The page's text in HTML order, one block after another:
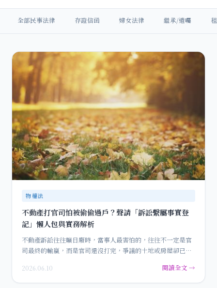
全部民事法律 存證信函 婦女法律 繼承/遺囑
物權法
不動產打官司怕被偷偷過戶？聲請「訴訟繫屬事實登
記」懶人包與實務解析
不動產訴訟往往曠日廢時，當事人最害怕的，往往不一定是官
司最終的輸贏，而是官司還沒打完，爭議的土地或房屋卻已經
2026.06.10 閱讀全文 →